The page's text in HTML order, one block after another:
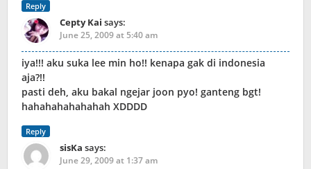
Reply
Cepty Kai says:
June 25, 2009 at 5:40 am
iya!!! aku suka lee min ho!! kenapa gak di indonesia
aja?!!
pasti deh, aku bakal ngejar joon pyo! ganteng bgt!
hahahahahahahah XDDDD
Reply
sisKa says:
June 29, 2009 at 1:37 am